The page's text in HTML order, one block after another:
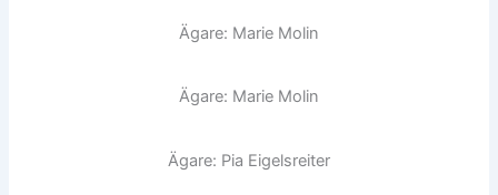
Ägare: Marie Molin
Ägare: Marie Molin
Ägare: Pia Eigelsreiter